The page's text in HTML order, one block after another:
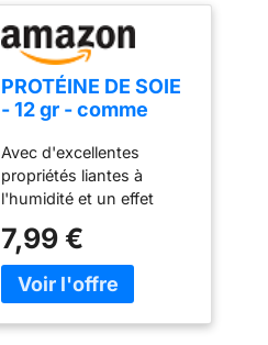
PROTÉINE DE SOIE
- 12 gr - comme
formulations
cosmétiques,
recommandé dans
tous les types de
produits de soins
de la peau et des
cheveux.
Avec d'excellentes
propriétés liantes à
l'humidité et un effet
profondeur, il est
recommandé dans tous
les types de produits de
7,99 €